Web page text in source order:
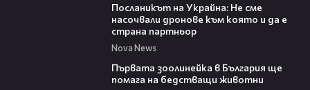
Посланикът на Украйна: Не сме
насочвали дронове към която и да е
страна партньор
Nova News
Първата зоолинейка в България ще
помага на бедстващи животни